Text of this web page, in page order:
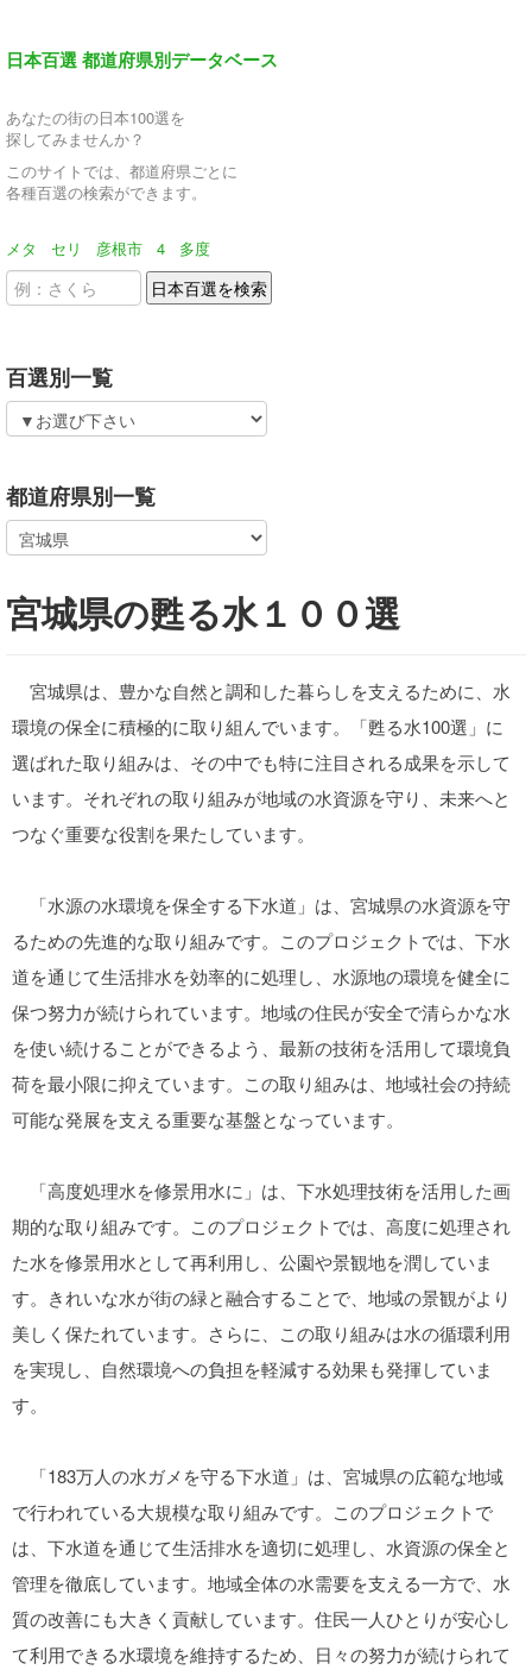
日本百選 都道府県別データベース
あなたの街の日本100選を
探してみませんか？
このサイトでは、都道府県ごとに
各種百選の検索ができます。
メタ セリ 彦根市 4 多度
百選別一覧
都道府県別一覧
宮城県の甦る水１００選
宮城県は、豊かな自然と調和した暮らしを支えるために、水
環境の保全に積極的に取り組んでいます。「甦る水100選」に
選ばれた取り組みは、その中でも特に注目される成果を示して
います。それぞれの取り組みが地域の水資源を守り、未来へと
つなぐ重要な役割を果たしています。
「水源の水環境を保全する下水道」は、宮城県の水資源を守
るための先進的な取り組みです。このプロジェクトでは、下水
道を通じて生活排水を効率的に処理し、水源地の環境を健全に
保つ努力が続けられています。地域の住民が安全で清らかな水
を使い続けることができるよう、最新の技術を活用して環境負
荷を最小限に抑えています。この取り組みは、地域社会の持続
可能な発展を支える重要な基盤となっています。
「高度処理水を修景用水に」は、下水処理技術を活用した画
期的な取り組みです。このプロジェクトでは、高度に処理され
た水を修景用水として再利用し、公園や景観地を潤していま
す。きれいな水が街の緑と融合することで、地域の景観がより
美しく保たれています。さらに、この取り組みは水の循環利用
を実現し、自然環境への負担を軽減する効果も発揮していま
す。
「183万人の水ガメを守る下水道」は、宮城県の広範な地域
で行われている大規模な取り組みです。このプロジェクトで
は、下水道を通じて生活排水を適切に処理し、水資源の保全と
管理を徹底しています。地域全体の水需要を支える一方で、水
質の改善にも大きく貢献しています。住民一人ひとりが安心し
て利用できる水環境を維持するため、日々の努力が続けられて